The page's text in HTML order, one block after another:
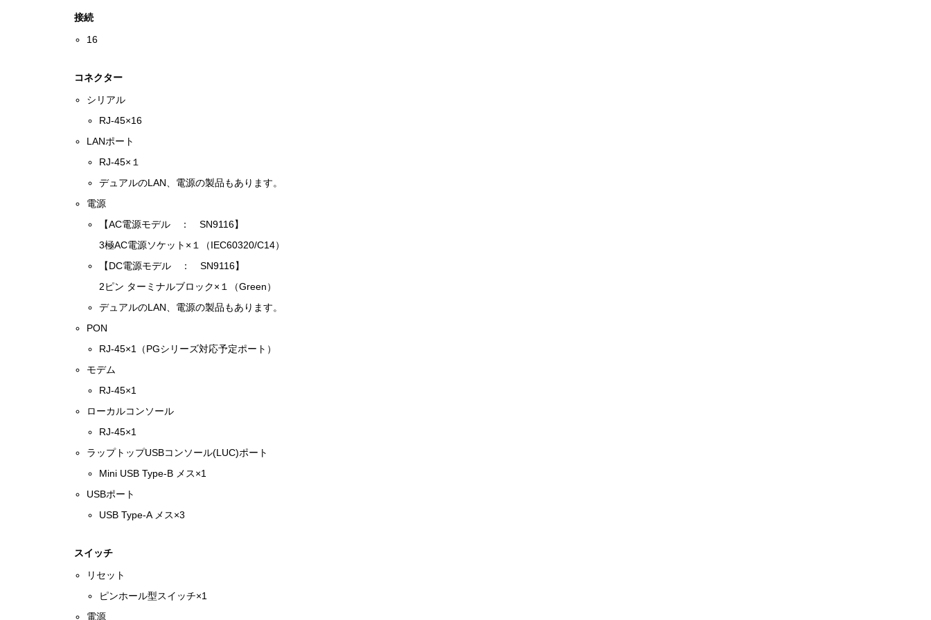
接続
16
コネクター
シリアル
RJ-45×16
LANポート
RJ-45×１
デュアルのLAN、電源の製品もあります。
電源
【AC電源モデル ： SN9116】
3極AC電源ソケット×１（IEC60320/C14）
【DC電源モデル ： SN9116】
2ピン ターミナルブロック×１（Green）
デュアルのLAN、電源の製品もあります。
PON
RJ-45×1（PGシリーズ対応予定ポート）
モデム
RJ-45×1
ローカルコンソール
RJ-45×1
ラップトップUSBコンソール(LUC)ポート
Mini USB Type-B メス×1
USBポート
USB Type-A メス×3
スイッチ
リセット
ピンホール型スイッチ×1
電源